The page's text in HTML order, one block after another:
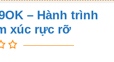
– Hành trình
xúc rực rỡ